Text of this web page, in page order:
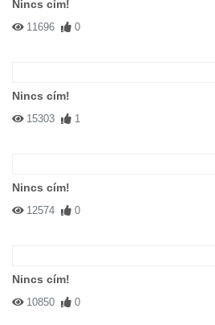
Nincs cím!
11696 0
Nincs cím!
15303 1
Nincs cím!
12574 0
Nincs cím!
10850 0